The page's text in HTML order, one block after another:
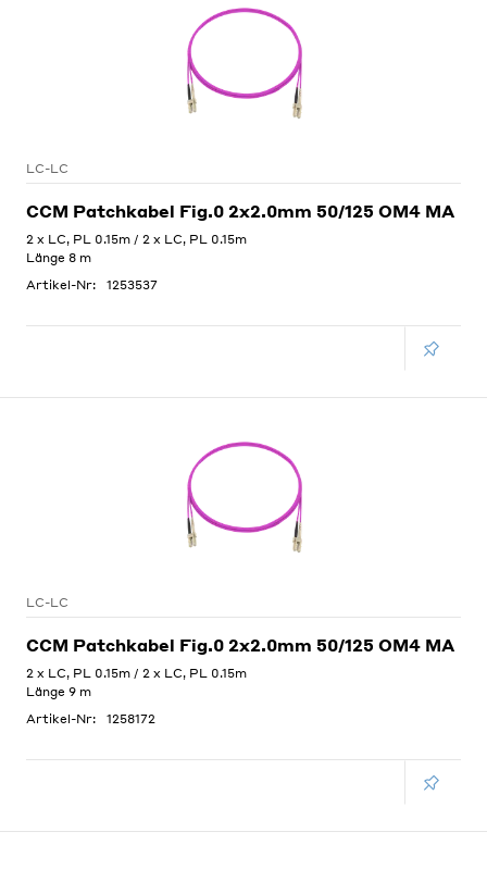
LC-LC
CCM Patchkabel Fig.0 2x2.0mm 50/125 OM4 MA
2 x LC, PL 0.15m / 2 x LC, PL 0.15m
Länge 8 m
Artikel-Nr:
1253537
LC-LC
CCM Patchkabel Fig.0 2x2.0mm 50/125 OM4 MA
2 x LC, PL 0.15m / 2 x LC, PL 0.15m
Länge 9 m
Artikel-Nr:
1258172